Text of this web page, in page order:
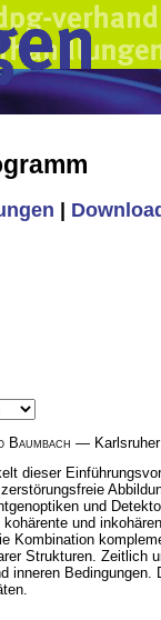
Baumbach — Karlsruher
dieser
und
und
Strukturen.
inneren